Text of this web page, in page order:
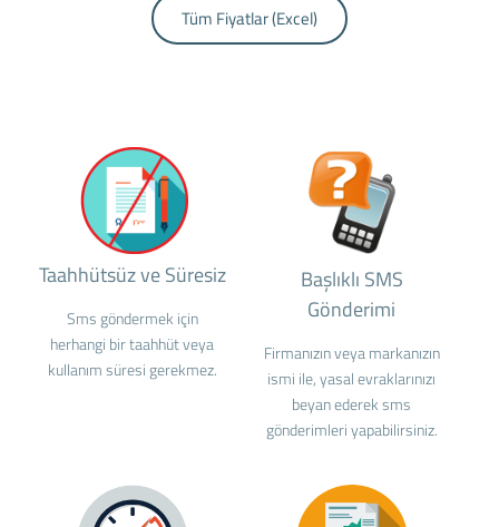
Tüm Fiyatlar (Excel)
Taahhütsüz ve Süresiz
Sms göndermek için
herhangi bir taahhüt veya
kullanım süresi gerekmez.
Başlıklı SMS
Gönderimi
Firmanızın veya markanızın
ismi ile, yasal evraklarınızı
beyan ederek sms
gönderimleri yapabilirsiniz.